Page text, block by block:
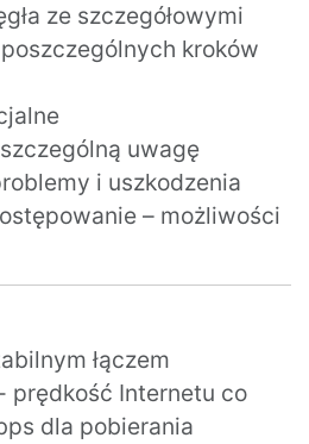
ze szczegółowymi
kroków
uwagę
i uszkodzenia
– możliwości
łączem
prędkość Internetu co
dla pobierania